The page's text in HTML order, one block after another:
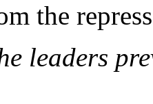
the
leaders